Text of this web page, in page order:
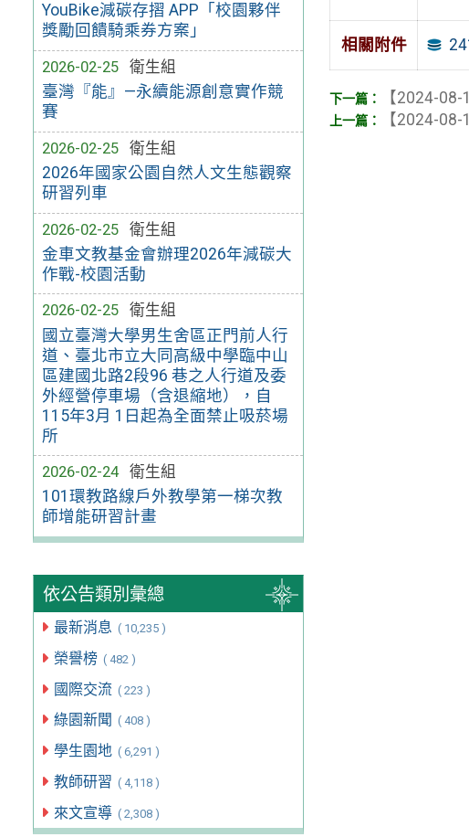
YouBike減碳存摺 APP「校園夥伴
獎勵回饋騎乘券方案」
2026-02-25
衛生組
臺灣『能』—永續能源創意實作競
賽
2026-02-25
衛生組
2026年國家公園自然人文生態觀察
研習列車
2026-02-25
衛生組
金車文教基金會辦理2026年減碳大
作戰-校園活動
2026-02-25
衛生組
國立臺灣大學男生舍區正門前人行
道、臺北市立大同高級中學臨中山
區建國北路2段96 巷之人行道及委
外經營停車場（含退縮地），自
115年3月 1日起為全面禁止吸菸場
所
2026-02-24
衛生組
101環教路線戶外教學第一梯次教
師增能研習計畫
依公告類別彙總
最新消息 ( 10,235 )
榮譽榜 ( 482 )
國際交流 ( 223 )
綠園新聞 ( 408 )
學生園地 ( 6,291 )
教師研習 ( 4,118 )
來文宣導 ( 2,308 )
相關附件
【2024-08-
【2024-08-